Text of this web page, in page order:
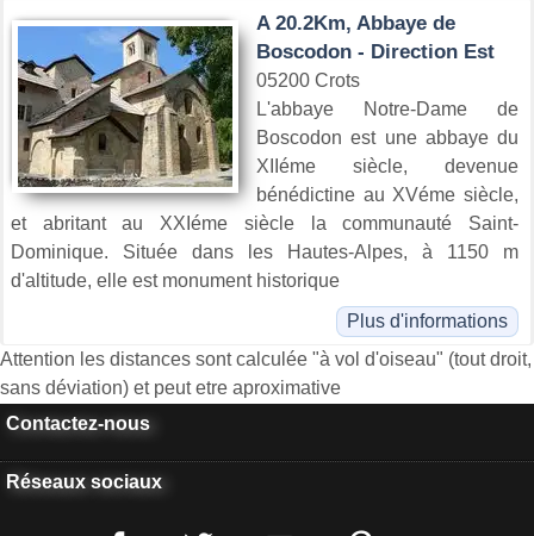
A 20.2Km, Abbaye de
Boscodon - Direction Est
05200 Crots
L'abbaye Notre-Dame de
Boscodon est une abbaye du
XIIéme siècle, devenue
bénédictine au XVéme siècle,
et abritant au XXIéme siècle la communauté Saint-
Dominique. Située dans les Hautes-Alpes, à 1150 m
d'altitude, elle est monument historique
Plus d'informations
Attention les distances sont calculée "à vol d'oiseau" (tout droit,
sans déviation) et peut etre aproximative
Contactez-nous
Réseaux sociaux